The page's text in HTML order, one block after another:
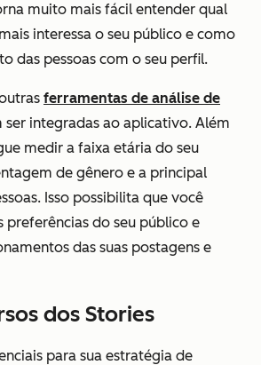
muito mais fácil entender qual
interessa o seu público e como
das pessoas com o seu perfil.
ferramentas de análise de
ser integradas ao aplicativo. Além
medir a faixa etária do seu
de gênero e a principal
Isso possibilita que você
preferências do seu público e
das suas postagens e
dos Stories
para sua estratégia de